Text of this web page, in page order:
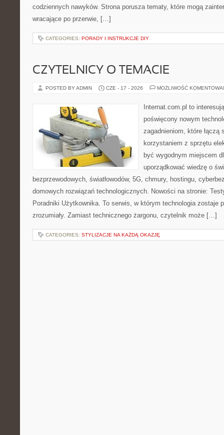
codziennych nawyków. Strona porusza tematy, które mogą
wracające po przerwie, […]
CATEGORIES: PORADY I INSTRUKCJE DIY
CZYTELNICY O TEMACIE
POSTED BY ADMIN CZE - 17 - 2026 MOŻLIWOŚĆ
Internat.com.pl to
poświęcony nowym
zagadnieniom, które łączą
korzystaniem z sprzętu
być wygodnym miejscem
uporządkować wiedzę o
bezprzewodowych, światłowodów, 5G, chmury, hostingu,
domowych rozwiązań technologicznych. Nowości na stronie:
Poradniki Użytkownika. To serwis, w którym technologia zostaje
zrozumiały. Zamiast technicznego żargonu, czytelnik może […]
CATEGORIES: STYLIZACJE NA KAŻDĄ OKAZJĘ